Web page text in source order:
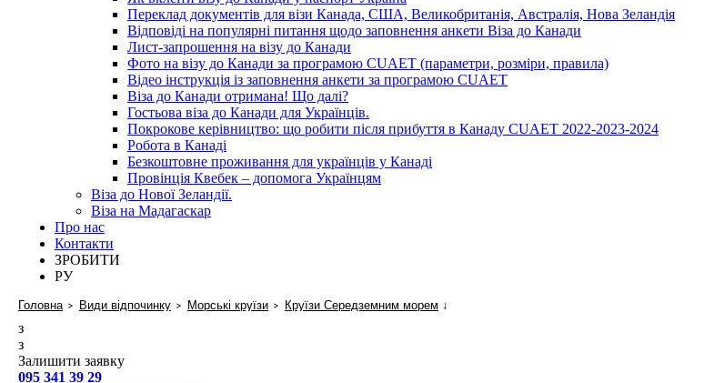
Переклад документів для візи Канада, США, Великобританія, Австралія, Нова Зеландія
Відповіді на популярні питання щодо заповнення анкети Віза до Канади
Лист-запрошення на візу до Канади
Фото на візу до Канади за програмою CUAET (параметри, розміри, правила)
Відео інструкція із заповнення анкети за програмою CUAET
Віза до Канади отримана! Що далі?
Гостьова віза до Канади для Українців.
Покрокове керівництво: що робити після прибуття в Канаду CUAET 2022-2023-2024
Робота в Канаді
Безкоштовне проживання для українців у Канаді
Провінція Квебек – допомога Українцям
Віза до Нової Зеландії.
Віза на Мадагаскар
Про нас
Контакти
ЗРОБИТИ
РУ
Головна Види відпочинку Морські круїзи Круїзи Середземним морем ↓
з
з
Залишити заявку
095 341 39 29